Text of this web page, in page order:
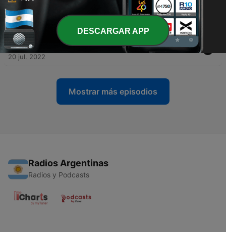
53
Si estas pensando en tener hijos, ten en cuenta
esto
10 ago. 2022
52 - Reinventa tu ser para lograr lo que quieres
20 jul. 2022
Mostrar más episodios
Radios Argentinas
Radios y Podcasts
DESCARGAR APP